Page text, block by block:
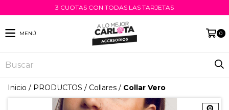
3 CUOTAS CON TODAS LAS TARJETAS
MENÚ 0
Inicio / PRODUCTOS / Collares / Collar Vero